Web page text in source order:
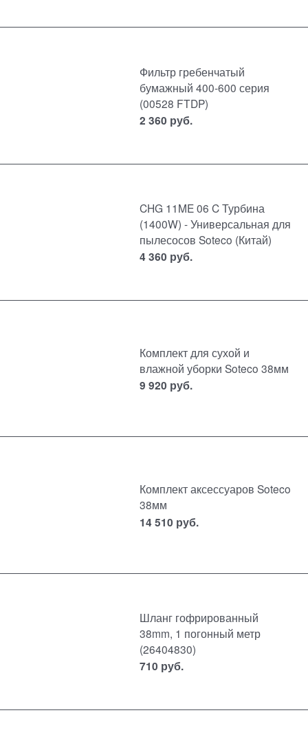
Фильтр гребенчатый
бумажный 400-600 серия
(00528 FTDP)
2 360 руб.
CHG 11ME 06 C Турбина
(1400W) - Универсальная для
пылесосов Soteco (Китай)
4 360 руб.
Комплект для сухой и
влажной уборки Soteco 38мм
9 920 руб.
Комплект аксессуаров Soteco
38мм
14 510 руб.
Шланг гофрированный
38mm, 1 погонный метр
(26404830)
710 руб.